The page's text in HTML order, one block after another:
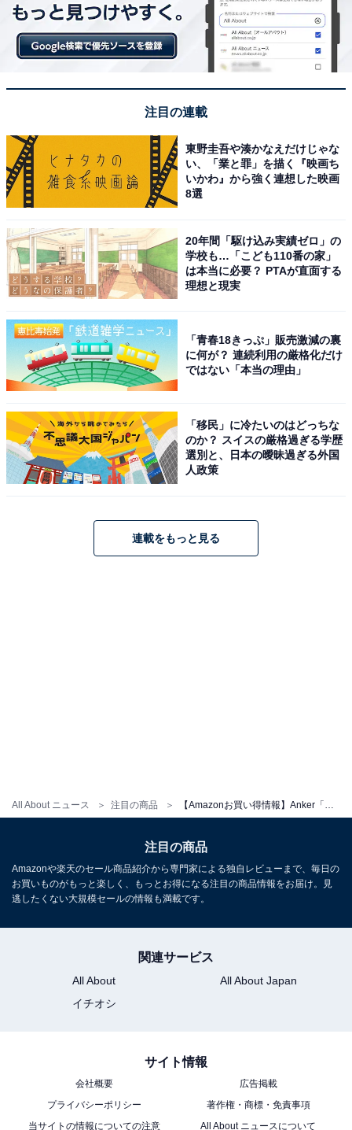
All About ニュース 注目の商品
Anker「AMZ-A1763」
クグレー 世界最小クラス 世界最速の急速充電54分 大容量
ポータブル電源1024Wh 高出力AC 1550W 長寿命10年 静
音設計 リン酸鉄 コンパクト パススルー アプリ操作簡単
キャンプ 防災 停電対策 車中泊 1000Wh容量帯 アンカー
Anker「A1783」
力AC 300W リン酸鉄 満充電1.1時間 ストラップ
Amazonで見る
Anker「AMZ-A1727」
注目の連載
東野圭吾や湊かなえだけじゃな
い、「業と罪」を描く『映画ち
いかわ』から強く連想した映画
8選
20年間「駆け込み実績ゼロ」の
学校も…「こども110番の家」
は本当に必要？ PTAが直面する
理想と現実
「青春18きっぷ」販売激減の裏
に何が？ 連続利用の厳格化だけ
ではない「本当の理由」
「移民」に冷たいのはどっちな
のか？ スイスの厳格過ぎる学歴
選別と、日本の曖昧過ぎる外国
人政策
連載をもっと見る
注目の商品
Amazonや楽天のセール商品紹介から専門家による独自レビューまで、毎日の
お買いものがもっと楽しく、もっとお得になる注目の商品情報をお届け。見
逃したくない大規模セールの情報も満載です。
関連サービス
All About
All About Japan
イチオシ
サイト情報
会社概要
広告掲載
プライバシーポリシー
著作権・商標・免責事項
当サイトの情報についての注意
All About ニュースについて